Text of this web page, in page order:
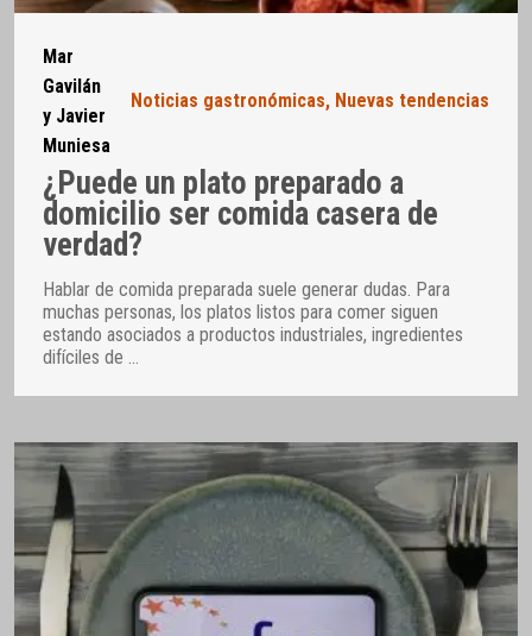
Mar
Gavilán
y Javier
Muniesa
Noticias gastronómicas, Nuevas tendencias
¿Puede un plato preparado a
domicilio ser comida casera de
verdad?
Hablar de comida preparada suele generar dudas. Para
muchas personas, los platos listos para comer siguen
estando asociados a productos industriales, ingredientes
difíciles de